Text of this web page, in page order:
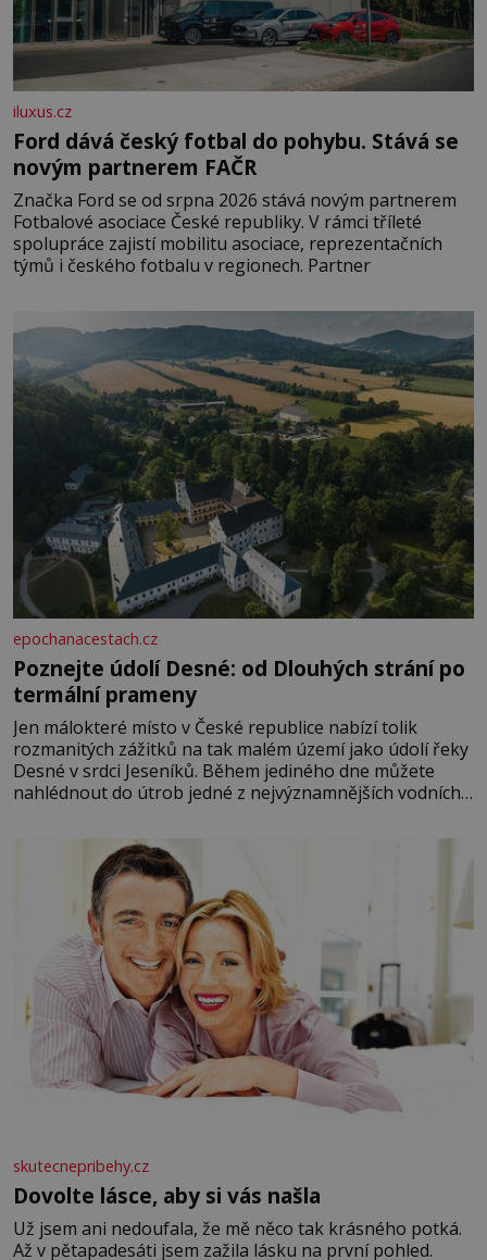
iluxus.cz
Ford dává český fotbal do pohybu. Stává se
novým partnerem FAČR
Značka Ford se od srpna 2026 stává novým partnerem
Fotbalové asociace České republiky. V rámci tříleté
spolupráce zajistí mobilitu asociace, reprezentačních
týmů i českého fotbalu v regionech. Partner
epochanacestach.cz
Poznejte údolí Desné: od Dlouhých strání po
termální prameny
Jen málokteré místo v České republice nabízí tolik
rozmanitých zážitků na tak malém území jako údolí řeky
Desné v srdci Jeseníků. Během jediného dne můžete
nahlédnout do útrob jedné z nejvýznamnějších vodních
se na koloběžce a den zakončit poznáváním památek ve
Velkých Losinách nebo v termálním
skutecnepribehy.cz
Dovolte lásce, aby si vás našla
Už jsem ani nedoufala, že mě něco tak krásného potká.
Až v pětapadesáti jsem zažila lásku na první pohled.